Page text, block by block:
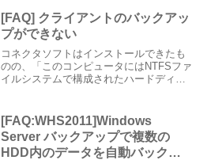
[FAQ] クライアントのバックアッ
プができない
コネクタソフトはインストールできたも
のの、「このコンピュータにはNTFSファ
イルシステムで構成されたハードディス
というメッセージや、いざバックアップ
をしようとすると、「バ...
[FAQ:WHS2011]Windows
Server バックアップで複数の
HDD内のデータを自動バックア